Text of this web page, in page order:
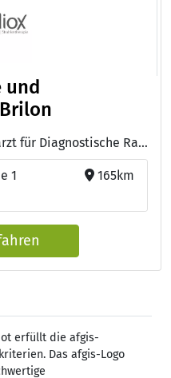
und
Ärzte: Jürgen Rudolph, Facharzt für Diagnostische Radiologie - Dr. Christian Dalle Feste, Facharzt für Diagnostische Radiologie, Schwerpunkt Neuroradiologie
1
165km
erfüllt die afgis-
Das afgis-Logo